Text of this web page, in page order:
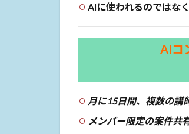
AIに使われるのではな
AIコ
月に15日間、複数の講
メンバー限定の案件共